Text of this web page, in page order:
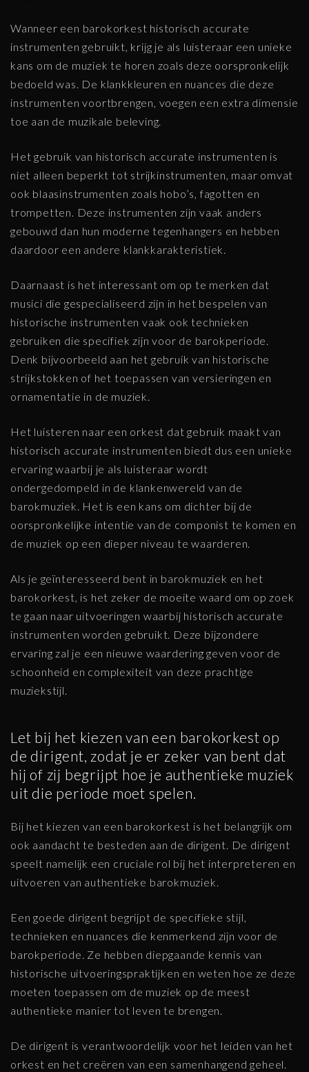
Wanneer een barokorkest historisch accurate
instrumenten gebruikt, krijg je als luisteraar een unieke
kans om de muziek te horen zoals deze oorspronkelijk
bedoeld was. De klankkleuren en nuances die deze
instrumenten voortbrengen, voegen een extra dimensie
toe aan de muzikale beleving.
Het gebruik van historisch accurate instrumenten is
niet alleen beperkt tot strijkinstrumenten, maar omvat
ook blaasinstrumenten zoals hobo’s, fagotten en
trompetten. Deze instrumenten zijn vaak anders
gebouwd dan hun moderne tegenhangers en hebben
daardoor een andere klankkarakteristiek.
Daarnaast is het interessant om op te merken dat
musici die gespecialiseerd zijn in het bespelen van
historische instrumenten vaak ook technieken
gebruiken die specifiek zijn voor de barokperiode.
Denk bijvoorbeeld aan het gebruik van historische
strijkstokken of het toepassen van versieringen en
ornamentatie in de muziek.
Het luisteren naar een orkest dat gebruik maakt van
historisch accurate instrumenten biedt dus een unieke
ervaring waarbij je als luisteraar wordt
ondergedompeld in de klankenwereld van de
barokmuziek. Het is een kans om dichter bij de
oorspronkelijke intentie van de componist te komen en
de muziek op een dieper niveau te waarderen.
Als je geïnteresseerd bent in barokmuziek en het
barokorkest, is het zeker de moeite waard om op zoek
te gaan naar uitvoeringen waarbij historisch accurate
instrumenten worden gebruikt. Deze bijzondere
ervaring zal je een nieuwe waardering geven voor de
schoonheid en complexiteit van deze prachtige
muziekstijl.
Let bij het kiezen van een barokorkest op
de dirigent, zodat je er zeker van bent dat
hij of zij begrijpt hoe je authentieke muziek
uit die periode moet spelen.
Bij het kiezen van een barokorkest is het belangrijk om
ook aandacht te besteden aan de dirigent. De dirigent
speelt namelijk een cruciale rol bij het interpreteren en
uitvoeren van authentieke barokmuziek.
Een goede dirigent begrijpt de specifieke stijl,
technieken en nuances die kenmerkend zijn voor de
barokperiode. Ze hebben diepgaande kennis van
historische uitvoeringspraktijken en weten hoe ze deze
moeten toepassen om de muziek op de meest
authentieke manier tot leven te brengen.
De dirigent is verantwoordelijk voor het leiden van het
orkest en het creëren van een samenhangend geheel.